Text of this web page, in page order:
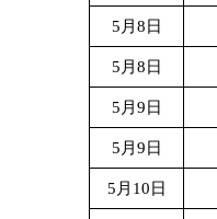
5月8日
5月8日
5月9日
5月9日
5月10日